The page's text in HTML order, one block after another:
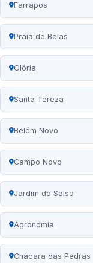
Farrapos
Praia de Belas
Glória
Santa Tereza
Belém Novo
Campo Novo
Jardim do Salso
Agronomia
Chácara das Pedras